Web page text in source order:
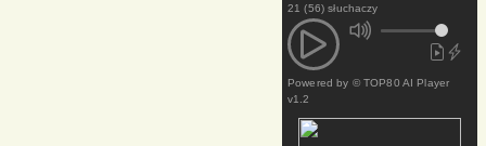
21 (56) słuchaczy
Powered by © TOP80 AI Player
v1.2